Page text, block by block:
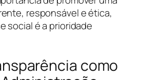
responsável e ética,
social é a prioridade
como